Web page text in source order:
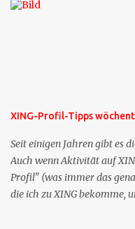
XING-Profil-Tipps
Seit einigen Jahren gibt es
Auch wenn Aktivität auf
Profil" (was immer das
die ich zu XING bekomme,